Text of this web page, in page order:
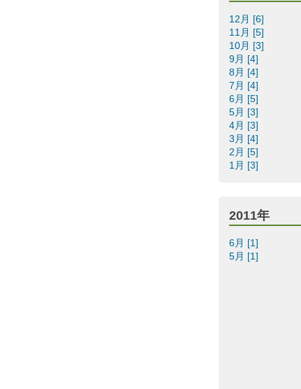
12月 [6]
11月 [5]
10月 [3]
9月 [4]
8月 [4]
7月 [4]
6月 [5]
5月 [3]
4月 [3]
3月 [4]
2月 [5]
1月 [3]
2011年
6月 [1]
5月 [1]